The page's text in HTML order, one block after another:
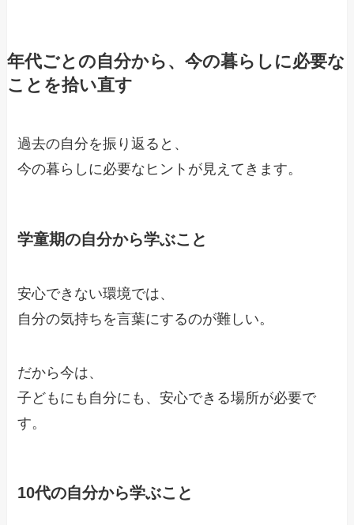
年代ごとの自分から、今の暮らしに必要な
ことを拾い直す
過去の自分を振り返ると、
今の暮らしに必要なヒントが見えてきます。
学童期の自分から学ぶこと
安心できない環境では、
自分の気持ちを言葉にするのが難しい。
だから今は、
子どもにも自分にも、安心できる場所が必要で
す。
10代の自分から学ぶこと